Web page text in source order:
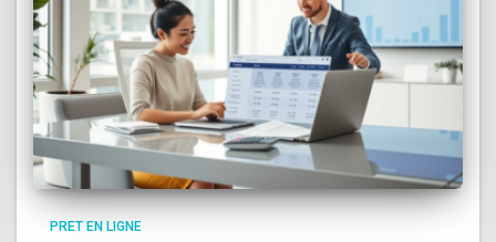
PRET EN LIGNE